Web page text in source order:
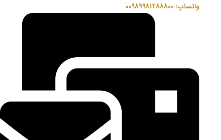
واتساپ: 00989981288800